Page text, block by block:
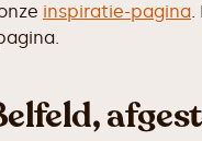
inspiratie-pagina.